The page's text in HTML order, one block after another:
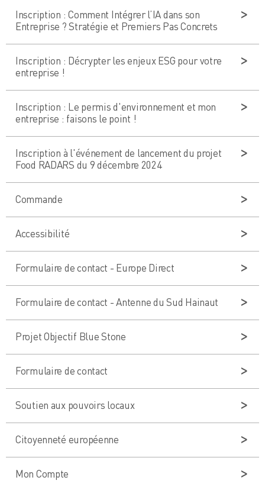
Inscription : Comment Intégrer l’IA dans son
Entreprise ? Stratégie et Premiers Pas Concrets
Inscription : Décrypter les enjeux ESG pour votre
entreprise !
Inscription : Le permis d'environnement et mon
entreprise : faisons le point !
Inscription à l'événement de lancement du projet
Food RADARS du 9 décembre 2024
Commande
Accessibilité
Formulaire de contact - Europe Direct
Formulaire de contact - Antenne du Sud Hainaut
Projet Objectif Blue Stone
Formulaire de contact
Soutien aux pouvoirs locaux
Citoyenneté européenne
Mon Compte